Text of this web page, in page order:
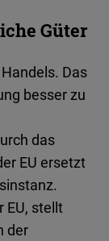
Güter
Das
besser zu
das
EU ersetzt
EU, stellt
der